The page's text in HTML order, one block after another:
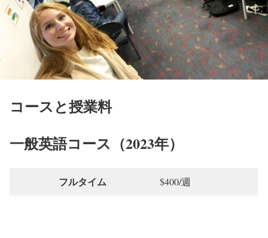
コースと授業料
一般英語コース（2023年）
フルタイム $400/週